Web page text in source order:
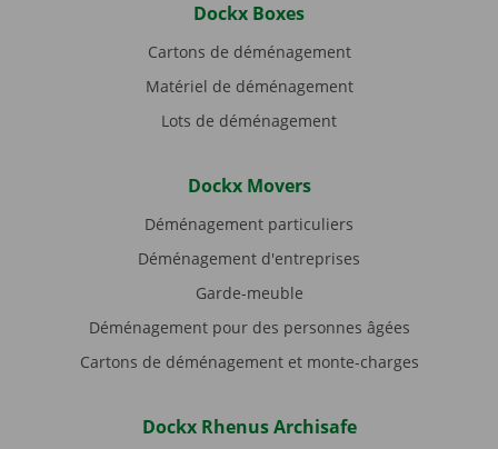
Dockx Boxes
Cartons de déménagement
Matériel de déménagement
Lots de déménagement
Dockx Movers
Déménagement particuliers
Déménagement d'entreprises
Garde-meuble
Déménagement pour des personnes âgées
Cartons de déménagement et monte-charges
Dockx Rhenus Archisafe